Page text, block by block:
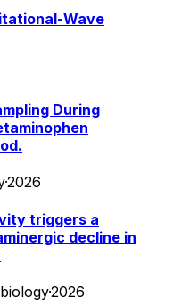
Wave
During
·2026
triggers a
decline in
·2026